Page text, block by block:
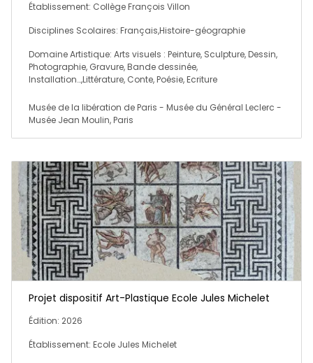
Établissement: Collège François Villon
Disciplines Scolaires: Français,Histoire-géographie
Domaine Artistique: Arts visuels : Peinture, Sculpture, Dessin,
Photographie, Gravure, Bande dessinée,
Installation…,Littérature, Conte, Poésie, Ecriture
Musée de la libération de Paris - Musée du Général Leclerc -
Musée Jean Moulin, Paris
Projet dispositif Art-Plastique Ecole Jules Michelet
Édition: 2026
Établissement: Ecole Jules Michelet